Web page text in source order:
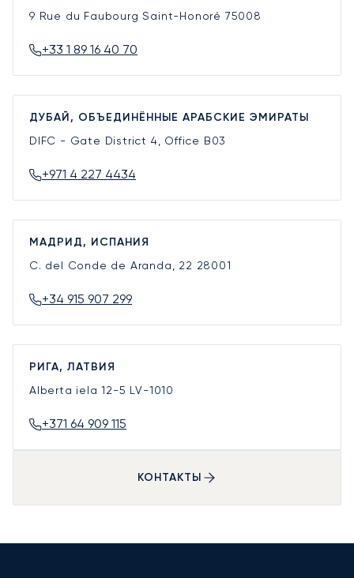
9 Rue du Faubourg Saint-Honoré 75008
+33 1 89 16 40 70
ДУБАЙ, ОБЪЕДИНЁННЫЕ АРАБСКИЕ ЭМИРАТЫ
DIFC - Gate District 4, Office B03
+971 4 227 4434
МАДРИД, ИСПАНИЯ
C. del Conde de Aranda, 22 28001
+34 915 907 299
РИГА, ЛАТВИЯ
Alberta iela 12-5 LV-1010
+371 64 909 115
КОНТАКТЫ